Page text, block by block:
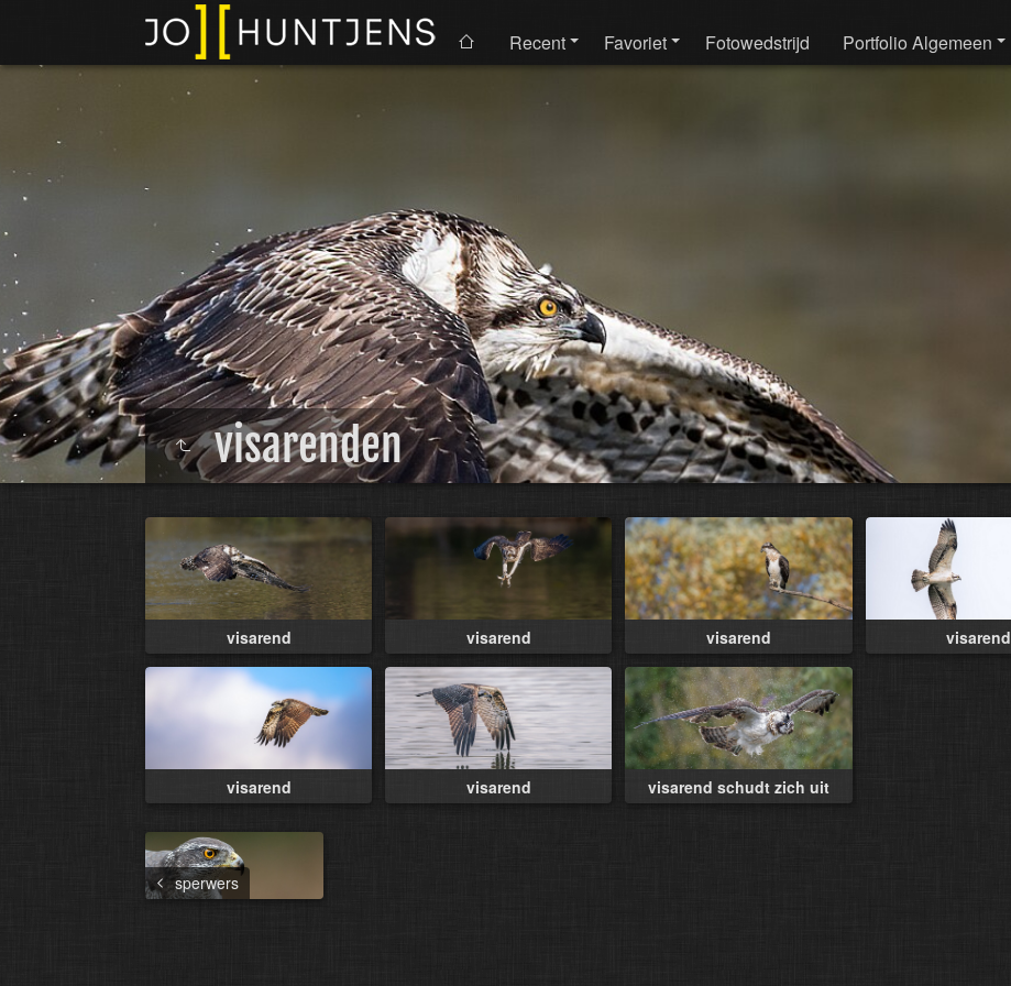
Recent Favoriet Fotowedstrijd Portfolio Algemeen
visarenden
visarend visarend visarend visarend
visarend visarend visarend schudt zich uit
sperwers